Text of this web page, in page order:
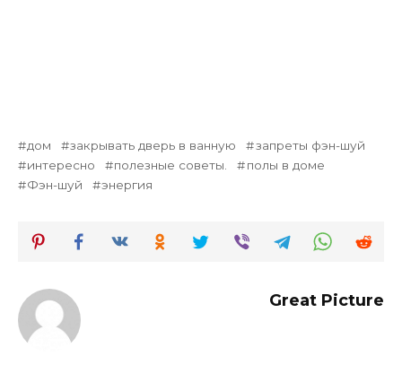
дом закрывать дверь в ванную
запреты фэн-шуй
интересно
полезные советы.
полы в доме
Фэн-шуй
энергия
Great Picture